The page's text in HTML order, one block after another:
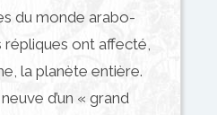
du monde arabo-
ont affecté,
la planète entière.
d’un « grand